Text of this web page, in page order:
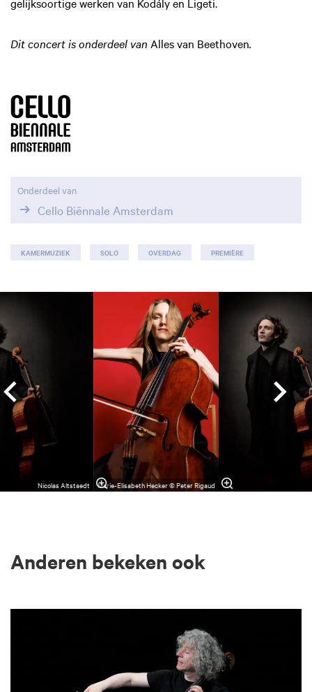
Dit concert is onderdeel van Alles van Beethoven.
Onderdeel van
Cello Biënnale Amsterdam
KAMERMUZIEK SOLO OVERDAG PREMIÈRE
Nicolas Altstaedt Marie-Elisabeth Hecker © Peter Rigaud
Anderen bekeken ook